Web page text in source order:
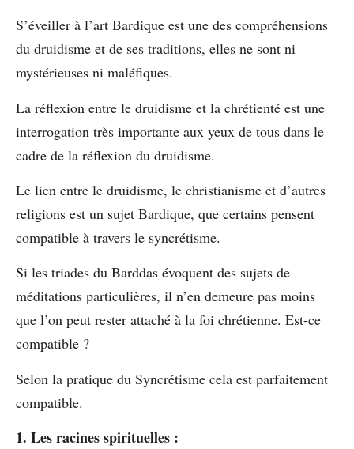
S’éveiller à l’art Bardique est une des compréhensions
du druidisme et de ses traditions, elles ne sont ni
mystérieuses ni maléfiques.
La réflexion entre le druidisme et la chrétienté est une
interrogation très importante aux yeux de tous dans le
cadre de la réflexion du druidisme.
Le lien entre le druidisme, le christianisme et d’autres
religions est un sujet Bardique, que certains pensent
compatible à travers le syncrétisme.
Si les triades du Barddas évoquent des sujets de
méditations particulières, il n’en demeure pas moins
que l’on peut rester attaché à la foi chrétienne. Est-ce
compatible ?
Selon la pratique du Syncrétisme cela est parfaitement
compatible.
1. Les racines spirituelles :